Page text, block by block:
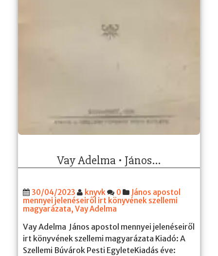
Vay Adelma • János…
30/04/2023 knyvk 0
János apostol
mennyei jelenéseiről irt könyvének szellemi
magyarázata, Vay Adelma
Vay Adelma János apostol mennyei jelenéseiről
irt könyvének szellemi magyarázata Kiadó: A
Szellemi Búvárok Pesti EgyleteKiadás éve: